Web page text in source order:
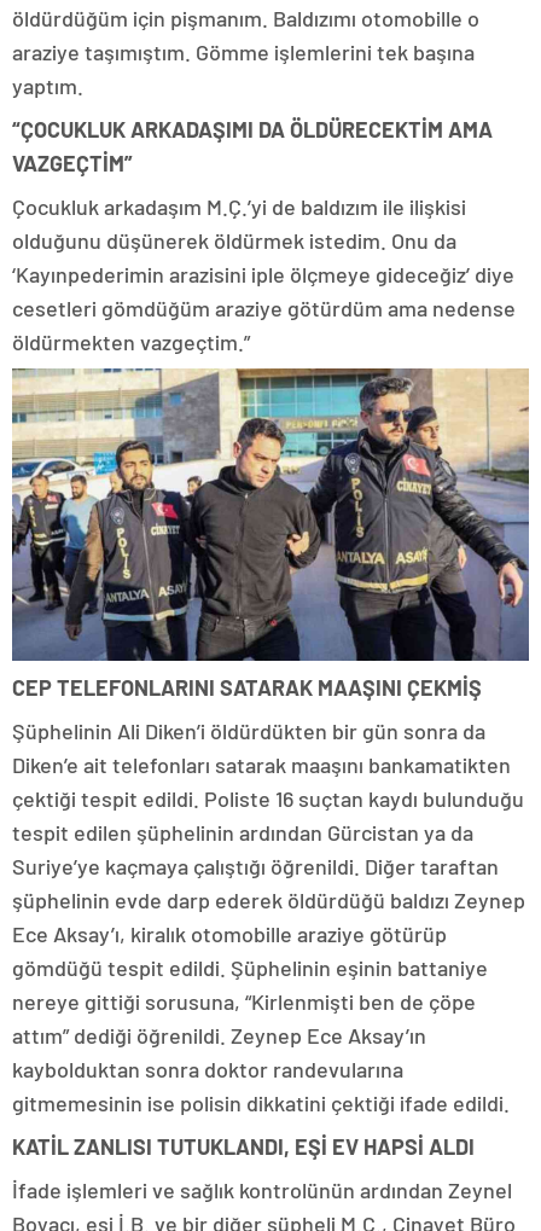
öldürdüğüm için pişmanım. Baldızımı otomobille o
araziye taşımıştım. Gömme işlemlerini tek başına
yaptım.
“ÇOCUKLUK ARKADAŞIMI DA ÖLDÜRECEKTİM AMA
VAZGEÇTİM”
Çocukluk arkadaşım M.Ç.’yi de baldızım ile ilişkisi
olduğunu düşünerek öldürmek istedim. Onu da
‘Kayınpederimin arazisini iple ölçmeye gideceğiz’ diye
cesetleri gömdüğüm araziye götürdüm ama nedense
öldürmekten vazgeçtim.”
CEP TELEFONLARINI SATARAK MAAŞINI ÇEKMİŞ
Şüphelinin Ali Diken’i öldürdükten bir gün sonra da
Diken’e ait telefonları satarak maaşını bankamatikten
çektiği tespit edildi. Poliste 16 suçtan kaydı bulunduğu
tespit edilen şüphelinin ardından Gürcistan ya da
Suriye’ye kaçmaya çalıştığı öğrenildi. Diğer taraftan
şüphelinin evde darp ederek öldürdüğü baldızı Zeynep
Ece Aksay’ı, kiralık otomobille araziye götürüp
gömdüğü tespit edildi. Şüphelinin eşinin battaniye
nereye gittiği sorusuna, “Kirlenmişti ben de çöpe
attım” dediği öğrenildi. Zeynep Ece Aksay’ın
kaybolduktan sonra doktor randevularına
gitmemesinin ise polisin dikkatini çektiği ifade edildi.
KATİL ZANLISI TUTUKLANDI, EŞİ EV HAPSİ ALDI
İfade işlemleri ve sağlık kontrolünün ardından Zeynel
Boyacı, eşi İ.B. ve bir diğer şüpheli M.Ç., Cinayet Büro